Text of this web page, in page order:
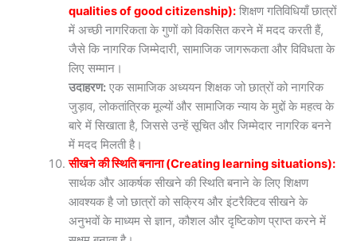
qualities of good citizenship): शिक्षण गतिविधियाँ छात्रों
में अच्छी नागरिकता के गुणों को विकसित करने में मदद करती हैं,
जैसे कि नागरिक जिम्मेदारी, सामाजिक जागरूकता और विविधता के
लिए सम्मान।
उदाहरण: एक सामाजिक अध्ययन शिक्षक जो छात्रों को नागरिक
जुड़ाव, लोकतांत्रिक मूल्यों और सामाजिक न्याय के मुद्दों के महत्व के
बारे में सिखाता है, जिससे उन्हें सूचित और जिम्मेदार नागरिक बनने
में मदद मिलती है।
सीखने की स्थिति बनाना (Creating learning situations):
सार्थक और आकर्षक सीखने की स्थिति बनाने के लिए शिक्षण
आवश्यक है जो छात्रों को सक्रिय और इंटरैक्टिव सीखने के
अनुभवों के माध्यम से ज्ञान, कौशल और दृष्टिकोण प्राप्त करने में